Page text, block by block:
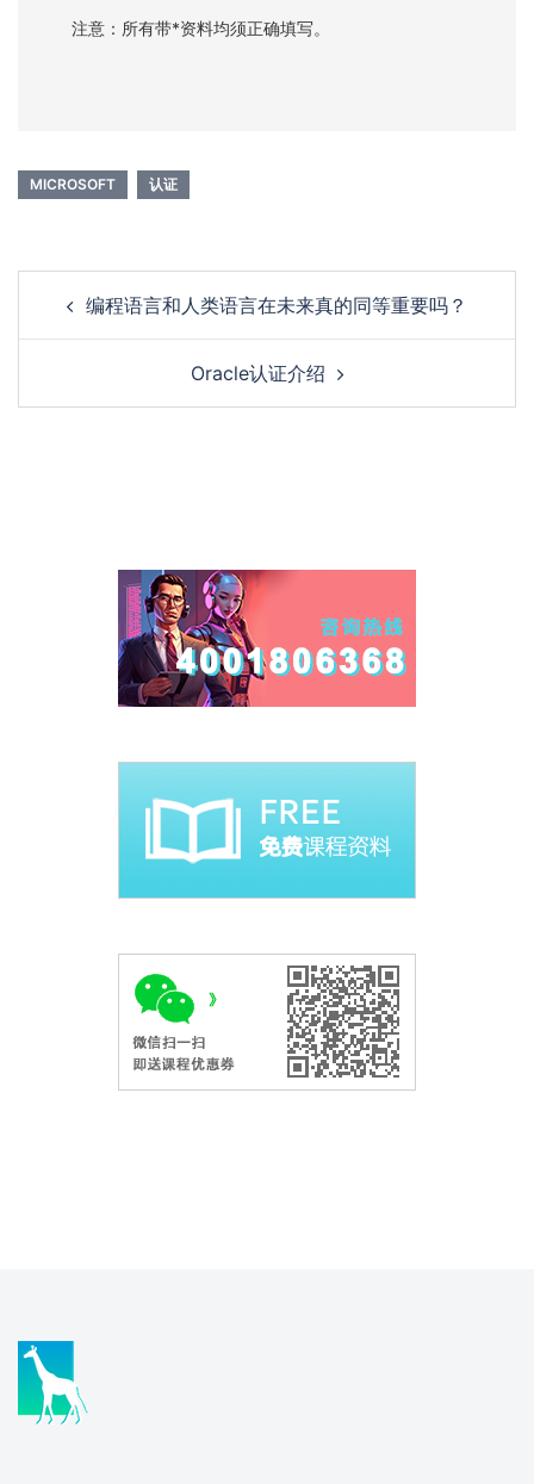
注意：所有带*资料均须正确填写。
MICROSOFT 认证
navigation
编程语言和人类语言在未来真的同等重要吗？
Oracle认证介绍